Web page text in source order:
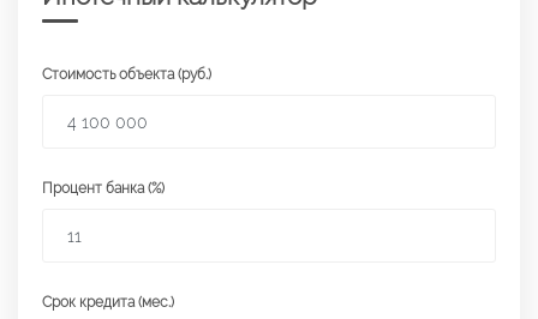
Стоимость объекта (руб.)
Процент банка (%)
Срок кредита (мес.)